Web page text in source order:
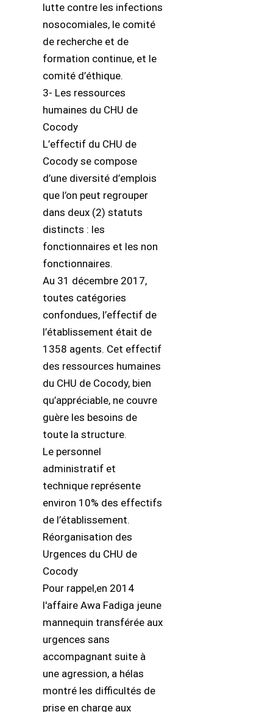
lutte contre les infections
nosocomiales, le comité
de recherche et de
formation continue, et le
comité d’éthique.
3- Les ressources
humaines du CHU de
Cocody
L’effectif du CHU de
Cocody se compose
d’une diversité d’emplois
que l’on peut regrouper
dans deux (2) statuts
distincts : les
fonctionnaires et les non
fonctionnaires.
Au 31 décembre 2017,
toutes catégories
confondues, l’effectif de
l’établissement était de
1358 agents. Cet effectif
des ressources humaines
du CHU de Cocody, bien
qu’appréciable, ne couvre
guère les besoins de
toute la structure.
Le personnel
administratif et
technique représente
environ 10% des effectifs
de l’établissement.
Réorganisation des
Urgences du CHU de
Cocody
Pour rappel,en 2014
l'affaire Awa Fadiga jeune
mannequin transférée aux
urgences sans
accompagnant suite à
une agression, a hélas
montré les difficultés de
prise en charge aux